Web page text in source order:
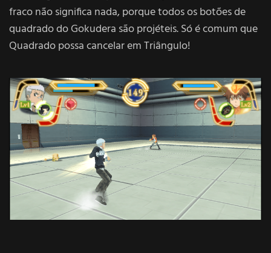
fraco não significa nada, porque todos os botões de
quadrado do Gokudera são projéteis. Só é comum que
Quadrado possa cancelar em Triângulo!